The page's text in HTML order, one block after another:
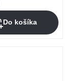
Do košíka